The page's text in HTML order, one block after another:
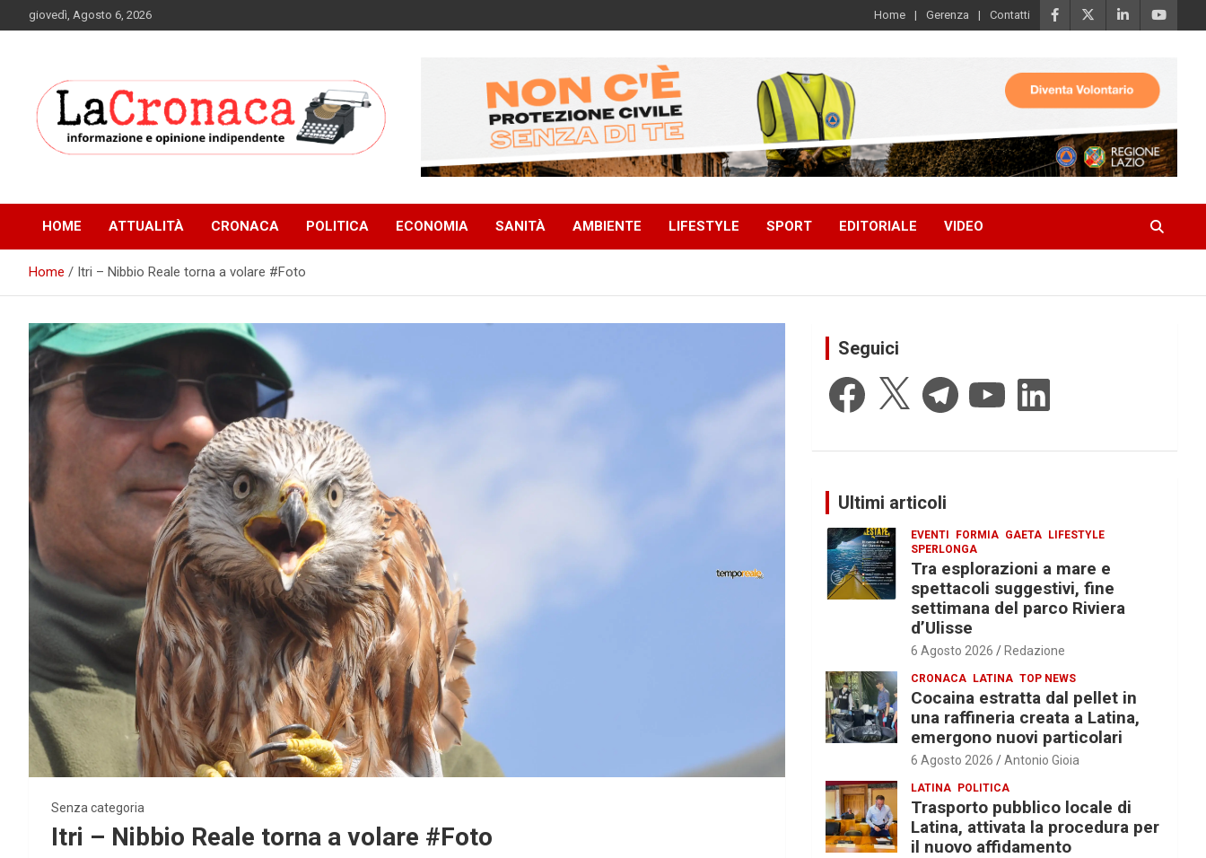
to
giovedì, Agosto 6, 2026 Home Gerenza Contatti
HOME ATTUALITÀ CRONACA POLITICA ECONOMIA SANITÀ AMBIENTE LIFESTYLE SPORT EDITORIALE VIDEO
Home Itri – Nibbio Reale torna a volare #Foto
Senza categoria
Itri – Nibbio Reale torna a volare #Foto
Seguici
Facebook
X TelegramYouTube LinkedIn
Ultimi articoli
EVENTI FORMIA GAETA LIFESTYLE
SPERLONGA
Tra esplorazioni a mare e
spettacoli suggestivi, fine
settimana del parco Riviera
d’Ulisse
6 Agosto 2026 Redazione
CRONACA LATINA TOP NEWS
Cocaina estratta dal pellet in
una raffineria creata a Latina,
emergono nuovi particolari
6 Agosto 2026 Antonio Gioia
LATINA POLITICA
Trasporto pubblico locale di
Latina, attivata la procedura per
il nuovo affidamento